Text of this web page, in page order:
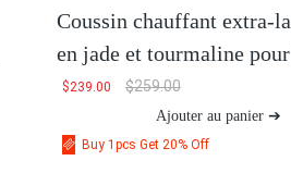
Coussin chauffant extra-
en jade et tourmaline
et les épaules, H21N2-L
Buy 1pcs Get 20% Off
$239.00 $259.00
Ajouter au panier ➔